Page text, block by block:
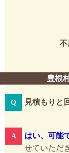
不
豊根
見積もりと
はい、可能
せていただ